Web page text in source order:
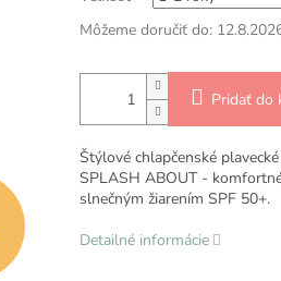
Môžeme doručiť do:
Pridať do
Štýlové chlapčenské
SPLASH ABOUT -
slnečným žiarením SPF 50+.
Detailné informácie